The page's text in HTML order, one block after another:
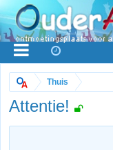
Thuis
Attentie!